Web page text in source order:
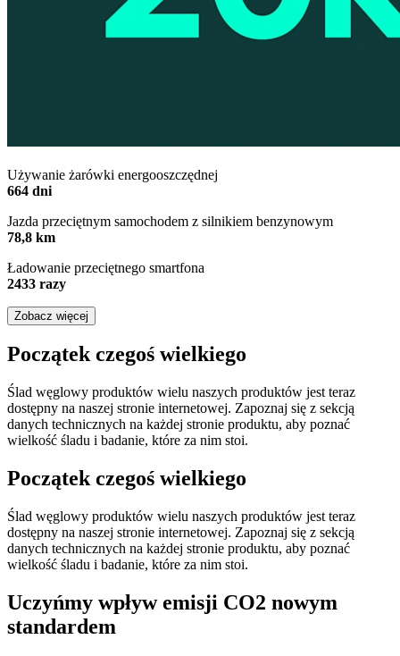
Używanie żarówki energooszczędnej
664 dni
Jazda przeciętnym samochodem z silnikiem benzynowym
78,8 km
Ładowanie przeciętnego smartfona
2433 razy
Zobacz więcej
Początek czegoś wielkiego
Ślad węglowy produktów wielu naszych produktów jest teraz
dostępny na naszej stronie internetowej. Zapoznaj się z sekcją
danych technicznych na każdej stronie produktu, aby poznać
wielkość śladu i badanie, które za nim stoi.
Początek czegoś wielkiego
Ślad węglowy produktów wielu naszych produktów jest teraz
dostępny na naszej stronie internetowej. Zapoznaj się z sekcją
danych technicznych na każdej stronie produktu, aby poznać
wielkość śladu i badanie, które za nim stoi.
Uczyńmy wpływ emisji CO2 nowym
standardem